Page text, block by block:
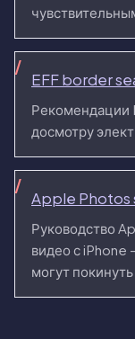
EFF border
Рекомендации
досмотру
Apple Photos
Руководство
видео с iPhone
могут